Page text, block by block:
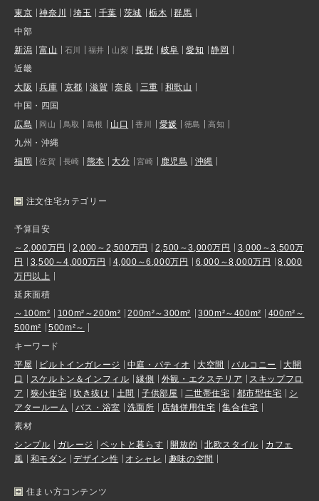
東京
神奈川 埼玉 千葉 茨城 栃木
群馬
中部
新潟
富山 石川 福井 山梨 長野 岐阜 愛知
静岡
近畿
大阪
兵庫 京都 滋賀 奈良 三重
和歌山
中国・四国
広島
岡山 鳥取 島根 山口 香川 愛媛 徳島 高知
九州・沖縄
福岡
佐賀 長崎 熊本 大分 宮崎 鹿児島 沖縄
注文住宅カテゴリー
予算目安
～2,000万円
2,000～2,500万円 2,500～3,000万円
3,000～3,500万
円
3,500～4,000万円 4,000～6,000万円 6,000～8,000万円
8,000
万円以上
延床面積
～100m²
100m²～200m² 200m²～300m² 300m²～400m²
400m²～
500m²
500m²～
キーワード
平屋
ビルトインガレージ 中庭・パティオ 大空間 バルコニー
大開
口
スケルトン＆インフィル 縁側 外観・エクステリア
スキップフロ
ア
狭小住宅 吹き抜け 土間 子供部屋 二世帯住宅 都市型住宅
シ
アタールーム
バス・浴室 洗面所 店舗併用住宅
集合住宅
素材
シンプル
ガレージ ペットと暮らす 開放的 北欧スタイル
カフェ
風
和モダン デザイン性 オシャレ 趣味の空間
住まい方コンテンツ